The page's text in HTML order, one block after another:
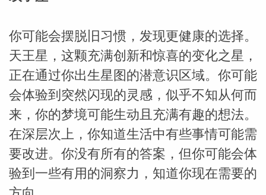
_susan
你可能会摆脱旧习惯，发现更健康的选择。
天王星，这颗充满创新和惊喜的变化之星，
正在通过你出生星图的潜意识区域。你可能
会体验到突然闪现的灵感，似乎不知从何而
来，你的梦境可能生动且充满有趣的想法。
在深层次上，你知道生活中有些事情可能需
要改进。你没有所有的答案，但你可能会体
验到一些有用的洞察力，知道你现在需要的